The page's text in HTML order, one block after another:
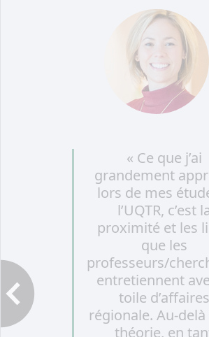
« Ce que j’ai
grandement
lors de mes
l’UQTR, c’est
proximité et les
que les
professeurs/
entretiennent
toile d’affaires
régionale. Au-delà
théorie, en
Témoignage précédent